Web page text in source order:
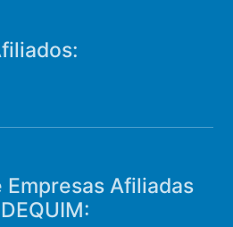
Afiliadas